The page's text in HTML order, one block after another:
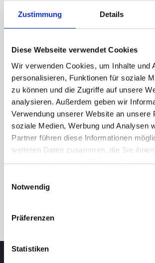
Zustimmung Details
Diese Webseite verwendet Cookies
Wir verwenden Cookies, um Inhalte und
personalisieren, Funktionen für soziale
zu können und die Zugriffe auf unsere
analysieren. Außerdem geben wir
Verwendung unserer Website an unsere
soziale Medien, Werbung und Analysen
Partner führen diese Informationen
weiteren Daten zusammen, die Sie
haben oder die sie im Rahmen Ihrer
Notwendig
Präferenzen
Statistiken
24 Std. 1M 3M